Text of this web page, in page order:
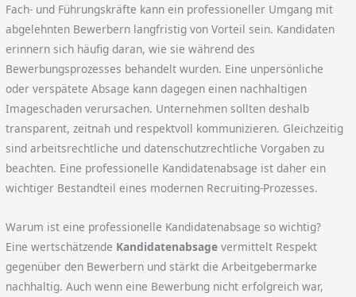
Fach- und Führungskräfte kann ein professioneller Umgang mit
abgelehnten Bewerbern langfristig von Vorteil sein. Kandidaten
erinnern sich häufig daran, wie sie während des
Bewerbungsprozesses behandelt wurden. Eine unpersönliche
oder verspätete Absage kann dagegen einen nachhaltigen
Imageschaden verursachen. Unternehmen sollten deshalb
transparent, zeitnah und respektvoll kommunizieren. Gleichzeitig
sind arbeitsrechtliche und datenschutzrechtliche Vorgaben zu
beachten. Eine professionelle Kandidatenabsage ist daher ein
wichtiger Bestandteil eines modernen Recruiting-Prozesses.
Warum ist eine professionelle Kandidatenabsage so wichtig?
Eine wertschätzende Kandidatenabsage vermittelt Respekt
gegenüber den Bewerbern und stärkt die Arbeitgebermarke
nachhaltig. Auch wenn eine Bewerbung nicht erfolgreich war,